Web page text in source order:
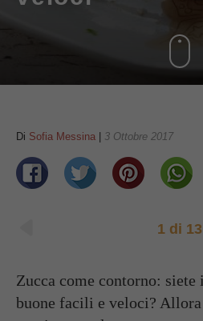
Di Sofia Messina 3 Ottobre 2017
1 di 13
Zucca come contorno:
buone facili e veloci?